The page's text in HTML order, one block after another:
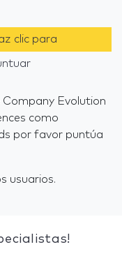
clic para
Evolution
como
por favor puntúa
usuarios.